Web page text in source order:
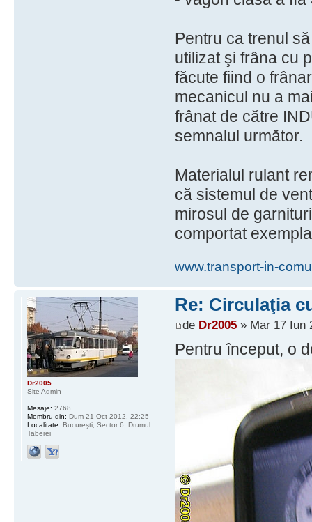
Pentru ca trenul
utilizat şi frâna cu
făcute fiind o
mecanicul nu a
frânat de către
semnalul următor.
Materialul rulant
că sistemul de
mirosul de
comportat
www.transport-in-
Re: Circulaţia
de Dr2005» Mar 17 Iun
Pentru început, o
Dr2005
Site Admin
Mesaje: 2768
Membru din: Dum 21 Oct 2012, 22:25
Localitate: Bucureşti, Sector 6, Drumul
Taberei